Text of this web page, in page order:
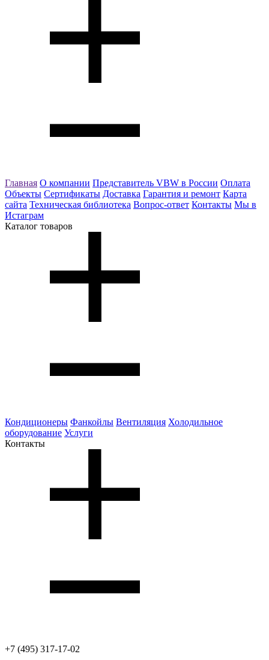
Главная О компании Представитель VBW в России Оплата
Объекты Сертификаты Доставка Гарантия и ремонт Карта
сайта Техническая библиотека Вопрос-ответ Контакты Мы в
Истаграм
Каталог товаров
Кондиционеры Фанкойлы Вентиляция Холодильное
оборудование Услуги
Контакты
+7 (495) 317-17-02